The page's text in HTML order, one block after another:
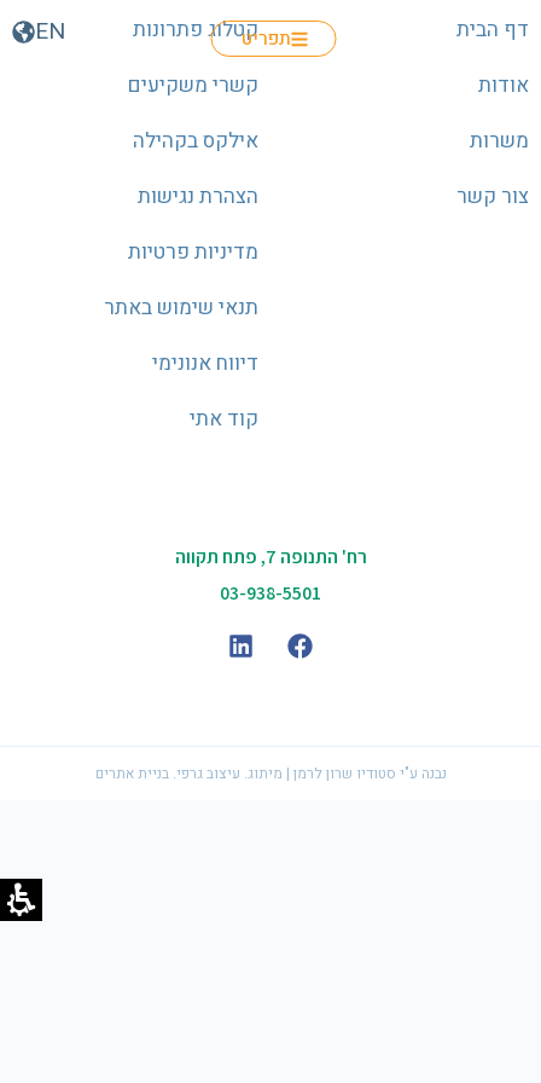
תפריט EN
דף הבית
אודות
משרות
צור קשר
קטלוג פתרונות
קשרי משקיעים
אילקס בקהילה
הצהרת נגישות
מדיניות פרטיות
תנאי שימוש באתר
דיווח אנונימי
קוד אתי
רח' התנופה 7, פתח תקווה
03-938-5501
נבנה ע"י סטודיו שרון לרמן | מיתוג. עיצוב גרפי. בניית אתרים